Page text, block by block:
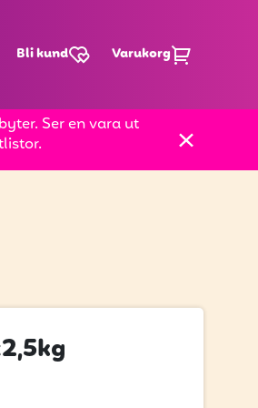
Bli kund Varukorg
Ser en vara ut